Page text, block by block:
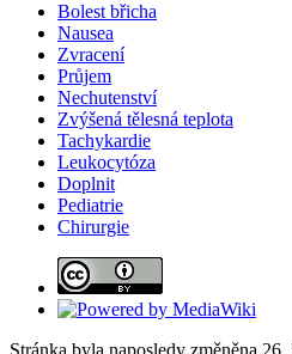
Bolest břicha
Nausea
Zvracení
Průjem
Nechutenství
Zvýšená tělesná teplota
Tachykardie
Leukocytóza
Doplnit
Pediatrie
Chirurgie